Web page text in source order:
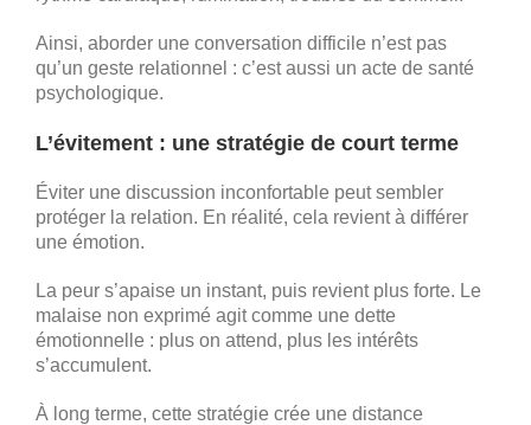
Ainsi, aborder une conversation difficile n’est pas
qu’un geste relationnel : c’est aussi un acte de santé
psychologique.
L’évitement : une stratégie de court terme
Éviter une discussion inconfortable peut sembler
protéger la relation. En réalité, cela revient à différer
une émotion.
La peur s’apaise un instant, puis revient plus forte. Le
malaise non exprimé agit comme une dette
émotionnelle : plus on attend, plus les intérêts
s’accumulent.
À long terme, cette stratégie crée une distance